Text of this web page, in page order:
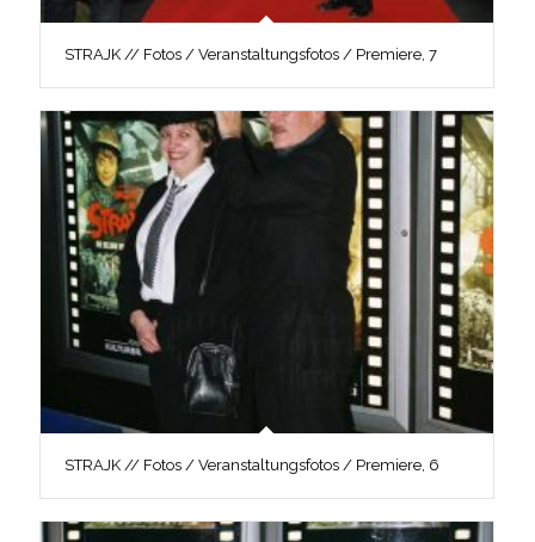
STRAJK // Fotos / Veranstaltungsfotos / Premiere, 7
STRAJK // Fotos / Veranstaltungsfotos / Premiere, 6